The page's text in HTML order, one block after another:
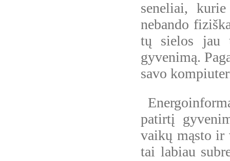
seneliai,
nebando
tų sielos jau
gyvenimą.
savo
patirtį
vaikų mąsto ir
tai labiau